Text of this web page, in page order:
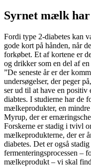
Syrnet mælk har
Fordi type 2-diabetes kan
gode kort på hånden, når
forkøbet. Et af kortene er
og drikker som en del af
”De seneste år er der
undersøgelser, der peger
ser ud til at have en
diabtes. I studierne har de
mælkeprodukter, en
Myrup, der er
Forskerne er stadig i tvivl
mælkeprodukterne, der er
diabetes. Det er også
fermenteringsprocessen –
mælkeprodukt – vi skal